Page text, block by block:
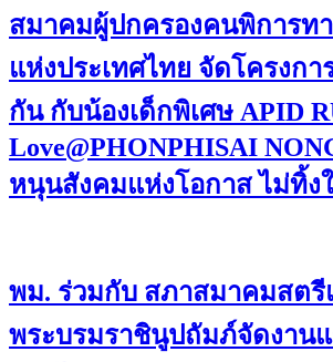
สมาคมผู้ปกครองคนพิการท
แห่งประเทศไทย จัดโครงกา
กัน กับน้องเด็กพิเศษ​ APID
Love@PHONPHISAI
หนุนสังคมแห่งโอกาส ไม่ทิ้ง
พม. ร่วมกับ สภาสมาคมสตรี
พระบรมราชินูปถัมภ์จัดงาน